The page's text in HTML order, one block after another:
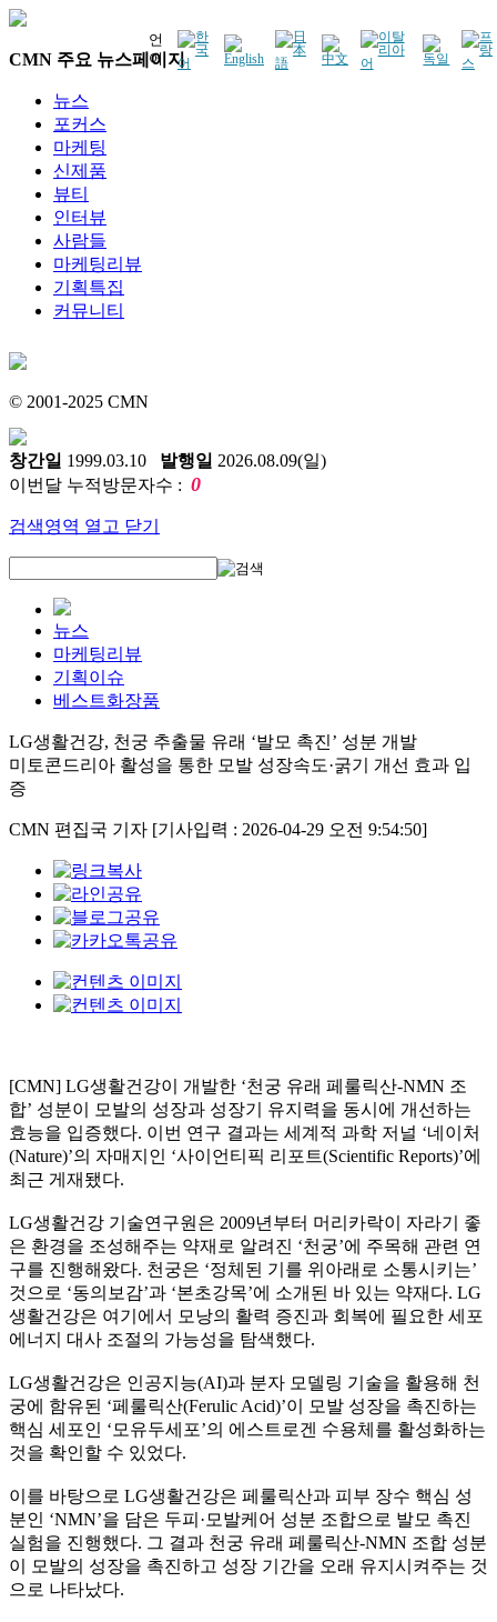
언
어
CMN 주요 뉴스페이지
뉴스
포커스
마케팅
신제품
뷰티
인터뷰
사람들
마케팅리뷰
기획특집
커뮤니티
© 2001-2025 CMN
창간일 1999.03.10 발행일 2026.08.09(일)
이번달 누적방문자수 : 0
검색영역 열고 닫기
뉴스
마케팅리뷰
기획이슈
베스트화장품
LG생활건강, 천궁 추출물 유래 ‘발모 촉진’ 성분 개발
미토콘드리아 활성을 통한 모발 성장속도·굵기 개선 효과 입
증
CMN 편집국 기자 [기사입력 : 2026-04-29 오전 9:54:50]
[CMN] LG생활건강이 개발한 ‘천궁 유래 페룰릭산-NMN 조
합’ 성분이 모발의 성장과 성장기 유지력을 동시에 개선하는
효능을 입증했다. 이번 연구 결과는 세계적 과학 저널 ‘네이처
(Nature)’의 자매지인 ‘사이언티픽 리포트(Scientific Reports)’에
최근 게재됐다.
LG생활건강 기술연구원은 2009년부터 머리카락이 자라기 좋
은 환경을 조성해주는 약재로 알려진 ‘천궁’에 주목해 관련 연
구를 진행해왔다. 천궁은 ‘정체된 기를 위아래로 소통시키는’
것으로 ‘동의보감’과 ‘본초강목’에 소개된 바 있는 약재다. LG
생활건강은 여기에서 모낭의 활력 증진과 회복에 필요한 세포
에너지 대사 조절의 가능성을 탐색했다.
LG생활건강은 인공지능(AI)과 분자 모델링 기술을 활용해 천
궁에 함유된 ‘페룰릭산(Ferulic Acid)’이 모발 성장을 촉진하는
핵심 세포인 ‘모유두세포’의 에스트로겐 수용체를 활성화하는
것을 확인할 수 있었다.
이를 바탕으로 LG생활건강은 페룰릭산과 피부 장수 핵심 성
분인 ‘NMN’을 담은 두피·모발케어 성분 조합으로 발모 촉진
실험을 진행했다. 그 결과 천궁 유래 페룰릭산-NMN 조합 성분
이 모발의 성장을 촉진하고 성장 기간을 오래 유지시켜주는 것
으로 나타났다.